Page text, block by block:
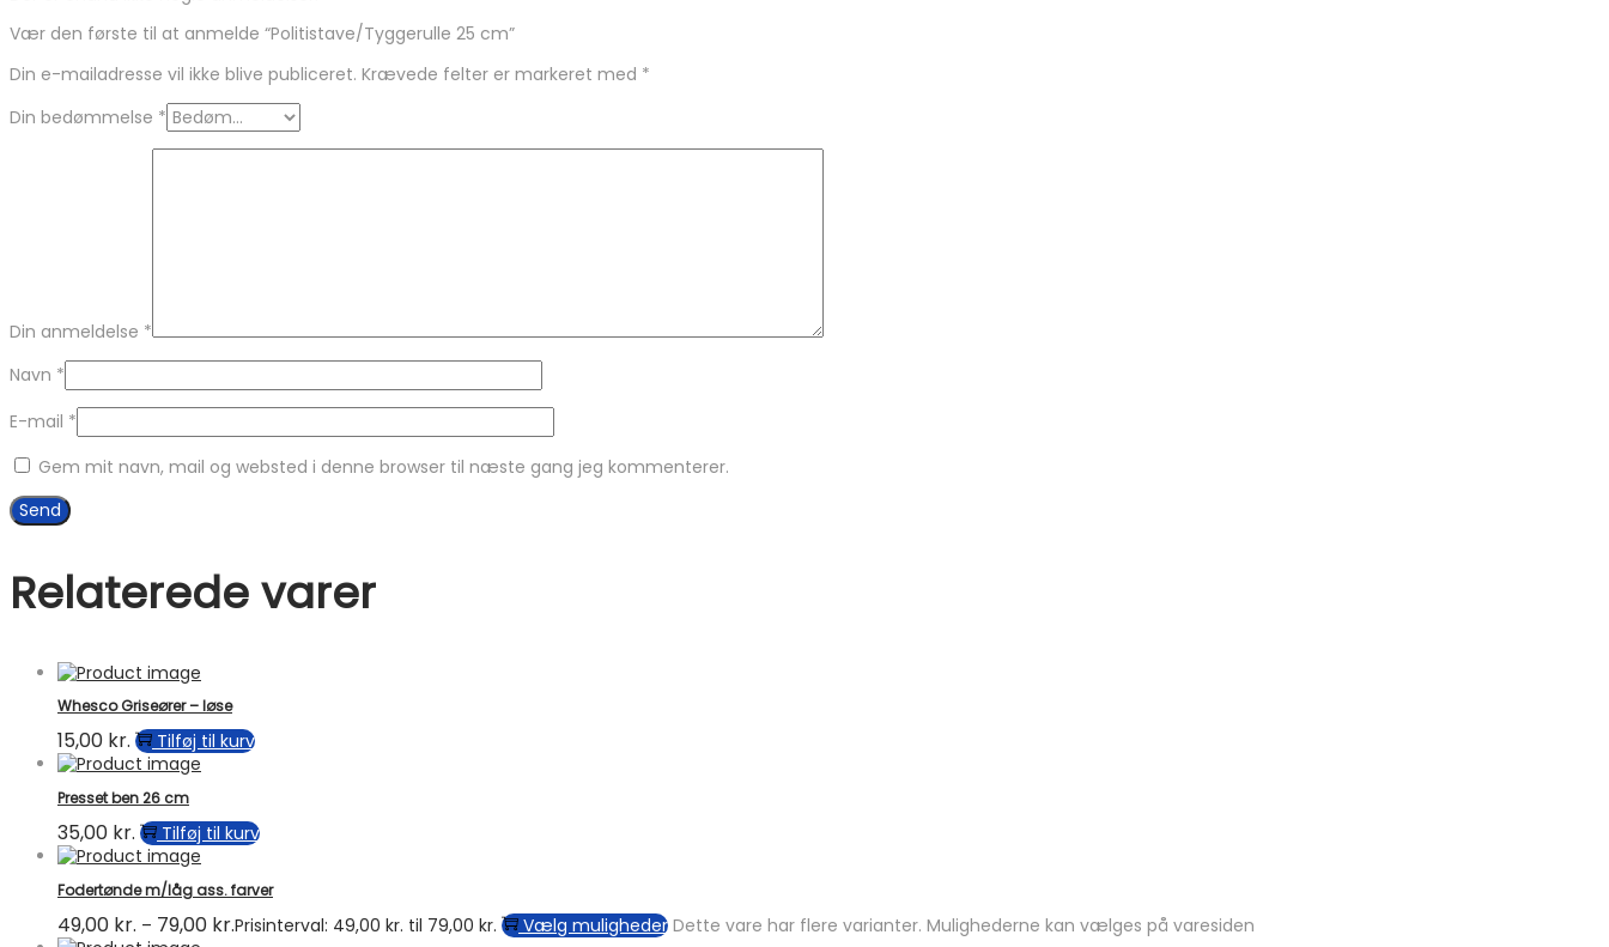
Vær den første til at anmelde “Politistave/Tyggerulle 25 cm”
Din e-mailadresse vil ikke blive publiceret. Krævede felter er markeret med *
Din bedømmelse *
Din anmeldelse *
Navn *
E-mail *
Gem mit navn, mail og websted i denne browser til næste gang jeg kommenterer.
Relaterede varer
Whesco Griseører – løse
15,00 kr. Tilføj til kurv
Presset ben 26 cm
35,00 kr. Tilføj til kurv
Fodertønde m/låg ass. farver
49,00 kr. – 79,00 kr.Prisinterval: 49,00 kr. til 79,00 kr. Vælg muligheder Dette vare har flere varianter. Mulighederne kan vælges på varesiden